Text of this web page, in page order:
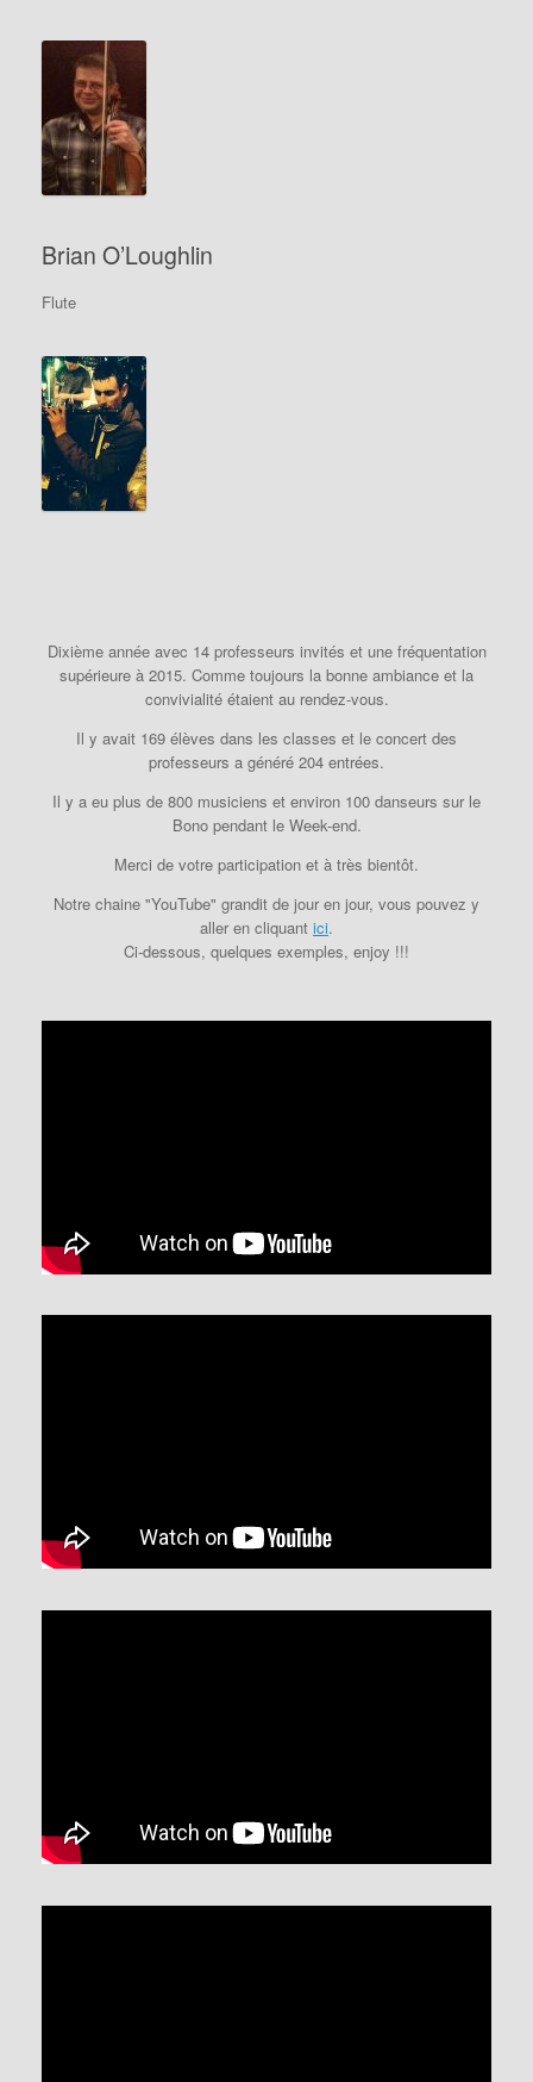
Brian O’Loughlin
Flute
Dixième année avec 14 professeurs invités et une fréquentation
supérieure à 2015. Comme toujours la bonne ambiance et la
convivialité étaient au rendez-vous.
Il y avait 169 élèves dans les classes et le concert des
professeurs a généré 204 entrées.
Il y a eu plus de 800 musiciens et environ 100 danseurs sur le
Bono pendant le Week-end.
Merci de votre participation et à très bientôt.
Notre chaine "YouTube" grandit de jour en jour, vous pouvez y
aller en cliquant ici.
Ci-dessous, quelques exemples, enjoy !!!